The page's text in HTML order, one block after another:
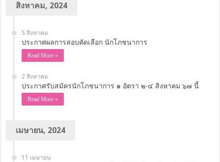
สิงหาคม, 2024
5 สิงหาคม
ประกาศผลการสอบคัดเลือก นักโภชนาการ
Read More »
2 สิงหาคม
ประกาศรับสมัครนักโภชนาการ ๑ อัตรา ๒-๔ สิงหาคม ๖๗ นี้
Read More »
เมษายน, 2024
11 เมษายน